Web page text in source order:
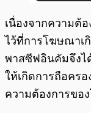
เนื่องจากความต้
ไว้ที่การโฆษณาเ
พาสซีฟอินคัมจึงไ
ให้เกิดการถือคร
ความต้องการขอ